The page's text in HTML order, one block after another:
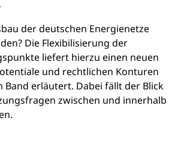
der deutschen Energienetze
Die Flexibilisierung der
liefert hierzu einen neuen
und rechtlichen Konturen
Band erläutert. Dabei fällt der Blick
zwischen und innerhalb